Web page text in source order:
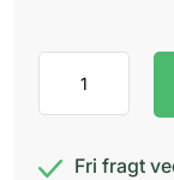
protesepuder
overk
Fri fragt